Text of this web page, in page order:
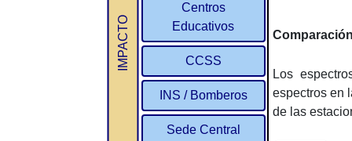
IMPACTO
Centros
Educativos
CCSS
INS / Bomberos
Sede Central
Los
espectros en
de las